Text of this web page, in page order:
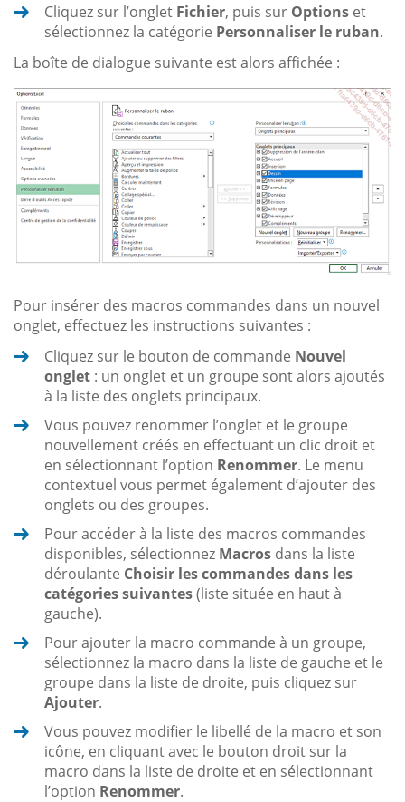
Cliquez sur l’onglet Fichier, puis sur Options et
sélectionnez la catégorie Personnaliser le ruban.
La boîte de dialogue suivante est alors affichée :
Pour insérer des macros commandes dans un nouvel
onglet, effectuez les instructions suivantes :
Cliquez sur le bouton de commande Nouvel
onglet : un onglet et un groupe sont alors ajoutés
à la liste des onglets principaux.
Vous pouvez renommer l’onglet et le groupe
nouvellement créés en effectuant un clic droit et
en sélectionnant l’option Renommer. Le menu
contextuel vous permet également d’ajouter des
onglets ou des groupes.
Pour accéder à la liste des macros commandes
disponibles, sélectionnez Macros dans la liste
déroulante Choisir les commandes dans les
catégories suivantes(liste située en haut à
gauche).
Pour ajouter la macro commande à un groupe,
sélectionnez la macro dans la liste de gauche et le
groupe dans la liste de droite, puis cliquez sur
Ajouter.
Vous pouvez modifier le libellé de la macro et son
icône, en cliquant avec le bouton droit sur la
macro dans la liste de droite et en sélectionnant
l’option Renommer.